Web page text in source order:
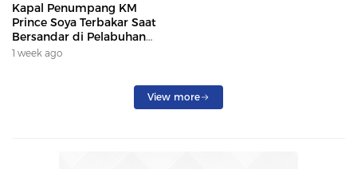
Kapal Penumpang KM
Prince Soya Terbakar Saat
Bersandar di Pelabuhan
Samarinda, Keberangkatan
1 week ago
View more